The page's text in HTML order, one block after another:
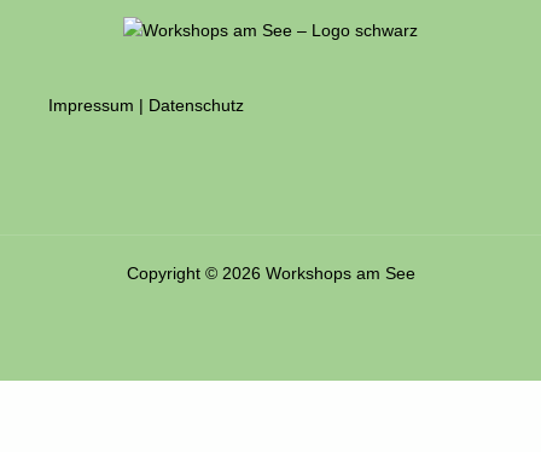
Impressum Datenschutz
Copyright © 2026 Workshops am See